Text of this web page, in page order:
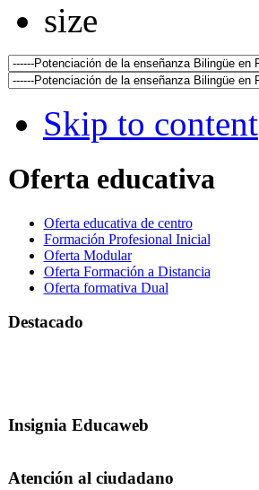
Skip to content
Oferta educativa
Oferta educativa de centro
Formación Profesional Inicial
Oferta Modular
Oferta Formación a Distancia
Oferta formativa Dual
Destacado
Insignia Educaweb
Atención al ciudadano